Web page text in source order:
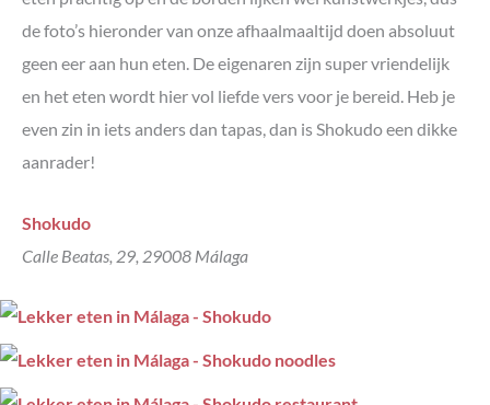
de foto’s hieronder van onze afhaalmaaltijd doen absoluut
geen eer aan hun eten. De eigenaren zijn super vriendelijk
en het eten wordt hier vol liefde vers voor je bereid. Heb je
even zin in iets anders dan tapas, dan is Shokudo een dikke
aanrader!
Shokudo
Calle Beatas, 29, 29008 Málaga